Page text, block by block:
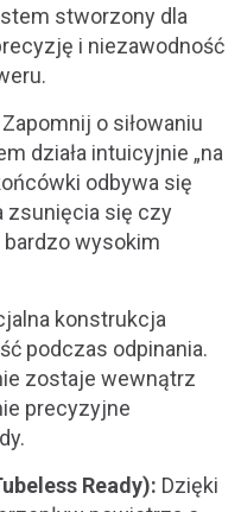
stworzony dla
i niezawodność
Zapomnij o siłowaniu
działa intuicyjnie „na
odbywa się
zsunięcia się czy
wysokim
konstrukcja
podczas odpinania.
zostaje wewnątrz
precyzyjne
Ready): Dzięki